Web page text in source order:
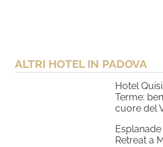
ALTRI HOTEL IN PADOVA
Hotel
Terme:
cuore del
Retreat a